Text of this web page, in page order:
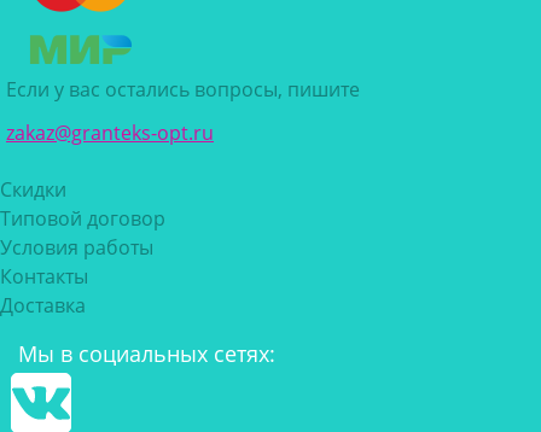
Если у вас остались вопросы, пишите
zakaz@granteks-opt.ru
Скидки
Типовой договор
Условия работы
Контакты
Доставка
Мы в социальных сетях: